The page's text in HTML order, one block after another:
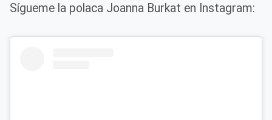
Sígueme la polaca Joanna Burkat en Instagram: